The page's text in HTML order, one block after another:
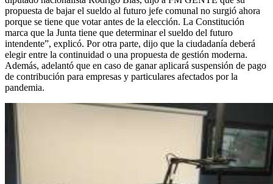
propuesta de bajar el sueldo al futuro jefe comunal no surgió ahora
porque se tiene que votar antes de la elección. La Constitución
marca que la Junta tiene que determinar el sueldo del futuro
intendente”, explicó. Por otra parte, dijo que la ciudadanía deberá
elegir entre la continuidad o una propuesta de gestión moderna.
Además, adelantó que en caso de ganar aplicará suspensión de pago
de contribución para empresas y particulares afectados por la
pandemia.